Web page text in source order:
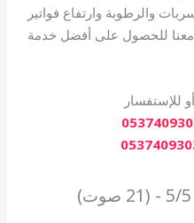
والرطوبة وارتفاع فواتير
معنا للحصول على أفضل خدمة
للإستفسار
5/5 - (21 صوت)